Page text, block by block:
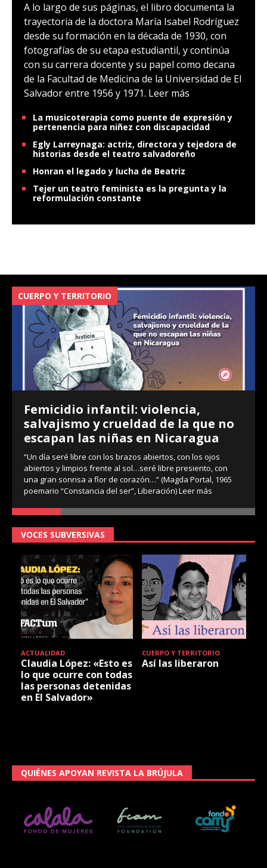
A lo largo de sus páginas, el libro documenta la
trayectoria de la doctora María Isabel Rodríguez
desde su formación en la década de 1930, con
fotografías de su etapa estudiantil, y continúa
con su carrera docente y su papel como decana
de la Facultad de Medicina de la Universidad de El
Salvador entre 1956 y 1971. Leer más
La musicoterapia como puente de expresión y
pertenencia para niñez con discapacidad
Egly Larreynaga: actriz, directora y tejedora de
historias desde el teatro salvadoreño
Honran el legado y lucha de Beatriz
Tejer un teatro feminista es la pregunta y la
reformulación constante
CUERPO Y TERRITORIO
Femicidio infantil: violencia,
salvajismo y crueldad de la que no
escapan las niñas en Nicaragua
“Un día seré libre con los brazos abiertos, con los ojos
abiertos y limpios frente al sol…seré libre presiento, con
una gran sonrisa a flor de corazón…” (Magda Portal, 1965
poemario “Constancia del ser”, Liberación)Leer más
VOCES SUBVERSIVAS
ACTUALIDAD
Claudia López: «Esto es
lo que ocurre con todas
las personas detenidas
en El Salvador»
CUERPO Y TERRITORIO
Así las liberaron
QUIÉNES APOYAN REVISTA LA BRÚJULA